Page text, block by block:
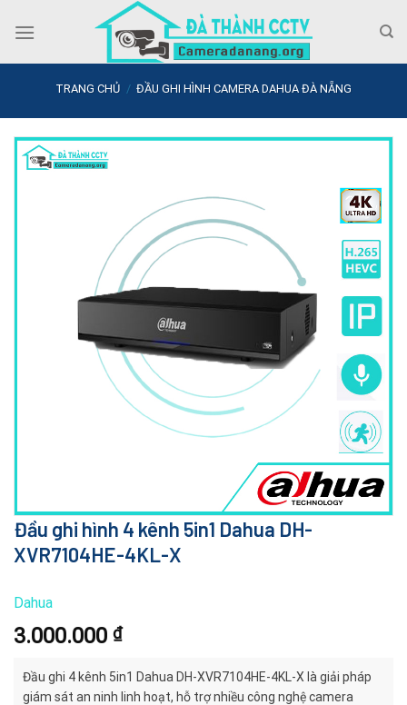
TRANG CHỦ / ĐẦU GHI HÌNH CAMERA DAHUA ĐÀ NẴNG
Đầu ghi hình 4 kênh 5in1 Dahua DH-
XVR7104HE-4KL-X
Dahua
3.000.000 ₫
Đầu ghi 4 kênh 5in1 Dahua DH-XVR7104HE-4KL-X là giải pháp
giám sát an ninh linh hoạt, hỗ trợ nhiều công nghệ camera